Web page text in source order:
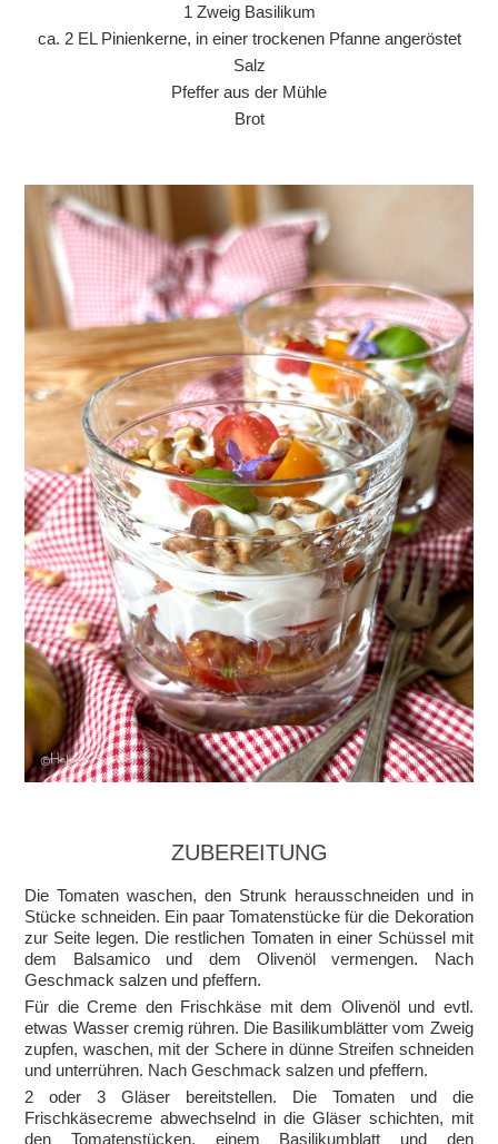
1 Zweig Basilikum
ca. 2 EL Pinienkerne, in einer trockenen Pfanne angeröstet
Salz
Pfeffer aus der Mühle
Brot
ZUBEREITUNG
Die Tomaten waschen, den Strunk herausschneiden und in
Stücke schneiden. Ein paar Tomatenstücke für die Dekoration
zur Seite legen. Die restlichen Tomaten in einer Schüssel mit
dem Balsamico und dem Olivenöl vermengen. Nach
Geschmack salzen und pfeffern.
Für die Creme den Frischkäse mit dem Olivenöl und evtl.
etwas Wasser cremig rühren. Die Basilikumblätter vom Zweig
zupfen, waschen, mit der Schere in dünne Streifen schneiden
und unterrühren. Nach Geschmack salzen und pfeffern.
2 oder 3 Gläser bereitstellen. Die Tomaten und die
Frischkäsecreme abwechselnd in die Gläser schichten, mit
den Tomatenstücken, einem Basilikumblatt und den